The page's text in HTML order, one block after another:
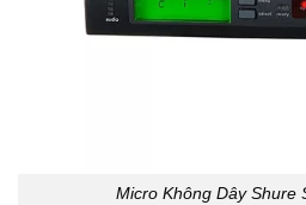
Micro Không Dây Shure